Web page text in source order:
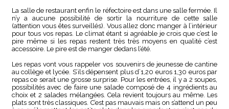
La salle de restaurant enfin le réfectoire est dans une salle fermée. Il
n’y a aucune possibilité de sortir la nourriture de cette salle
(attention vous êtes surveillés). Vous allez donc manger à l’intérieur
pour tous vos repas. Le climat étant si agréable je crois que c’est le
pire même si les repas restent très très moyens en qualité c’est
accessoire. Le pire est de manger dedans l’été.
Les repas vont vous rappeler vos souvenirs de jeunesse de cantine
au collège et lycée. S’ils dépensent plus d’1,20 euros 1,30 euros par
repas ce serait une grosse surprise. Pour les entrées, il y a 2 soupes,
possibilités avec de faire une salade composé de 4 ingrédients au
choix et 2 salades mélangées. Cela revient toujours au même. Les
plats sont très classiques. C’est pas mauvais mais on s’attend un peu